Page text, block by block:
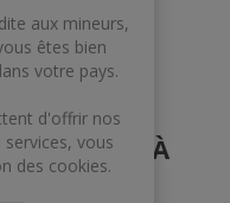
AUX
DÉJÀ
aux mineurs,
êtes bien
votre pays.
d'offrir nos
services, vous
des cookies.